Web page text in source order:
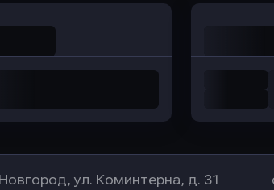
ул. Коминтерна, д. 31